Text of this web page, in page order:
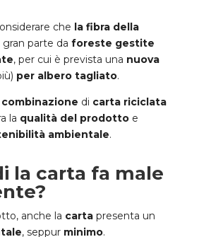
che la fibra della
parte da foreste gestite
, per cui è prevista una nuova
per albero tagliato.
combinazione di carta riciclata
la qualità del prodotto e
ambientale.
la carta fa male
anche la carta presenta un
, seppur minimo.